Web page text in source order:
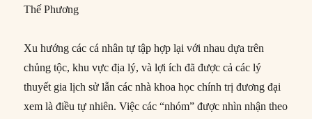
Thế Phương
Xu hướng các cá nhân tự tập hợp lại với nhau dựa trên
chủng tộc, khu vực địa lý, và lợi ích đã được cả các lý
thuyết gia lịch sử lẫn các nhà khoa học chính trị đương đại
xem là điều tự nhiên. Việc các “nhóm” được nhìn nhận theo